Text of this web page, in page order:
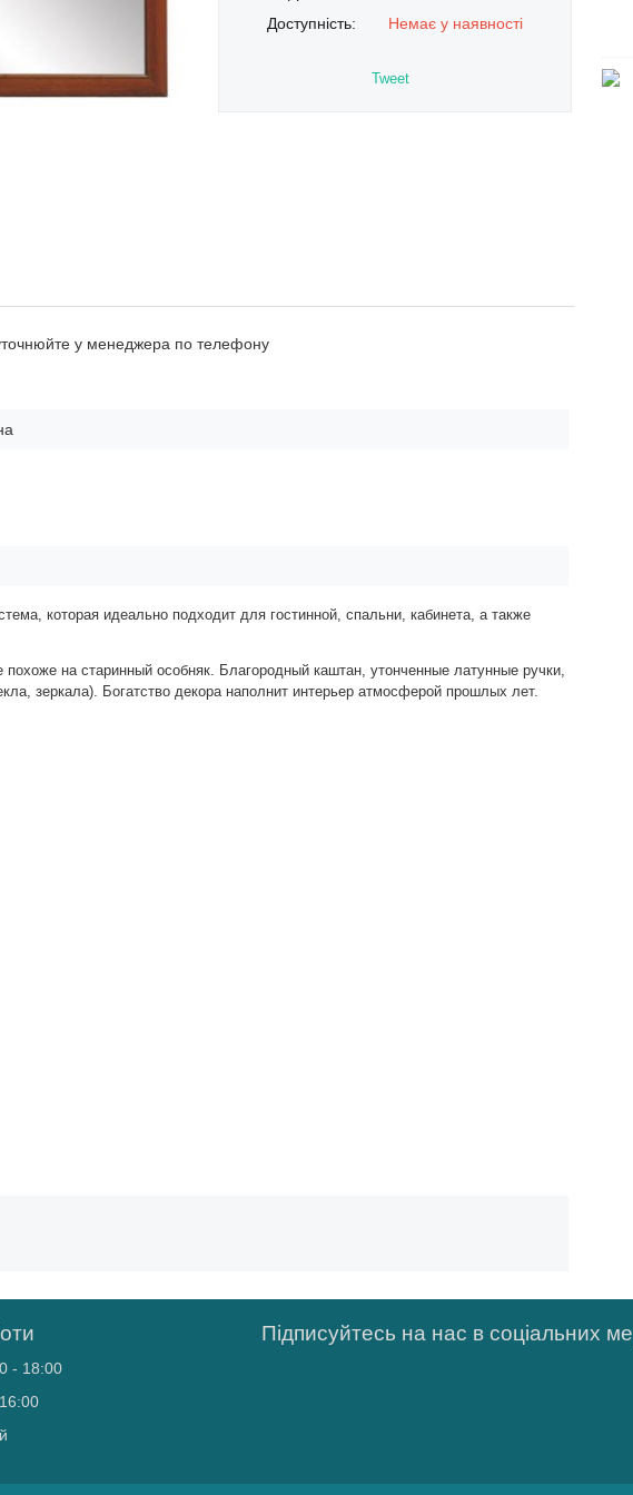
Доступність:
Немає у наявності
Tweet
у менеджера по телефону
которая идеально подходит для гостинной, спальни, кабинета, а также
на старинный особняк. Благородный каштан, утонченные латунные ручки,
зеркала). Богатство декора наполнит интерьер атмосферой прошлых лет.
- 18:00
Підписуйтесь на нас в соціальних